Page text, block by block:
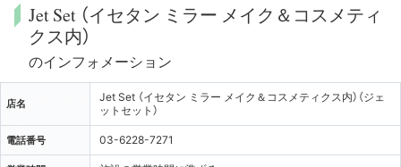
Jet Set （イセタン ミラー メイク＆コスメティ
クス内）
のインフォメーション
店名
Jet Set （イセタン ミラー メイク＆コスメティクス内）（ジェ
ットセット）
電話番号 03-6228-7271